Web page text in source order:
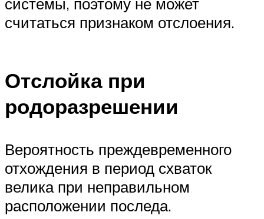
считаться признаком отслоения.
Отслойка при
родоразрешении
Вероятность преждевременного
отхождения в период схваток
велика при неправильном
расположении последа.